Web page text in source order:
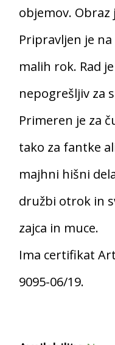
objemov. Obraz
Pripravljen je
malih rok. Rad
nepogrešljiv za
Primeren je za
tako za fantke
majhni hišni
družbi otrok in
zajca in muce.
Ima certifikat
9095-06/19.